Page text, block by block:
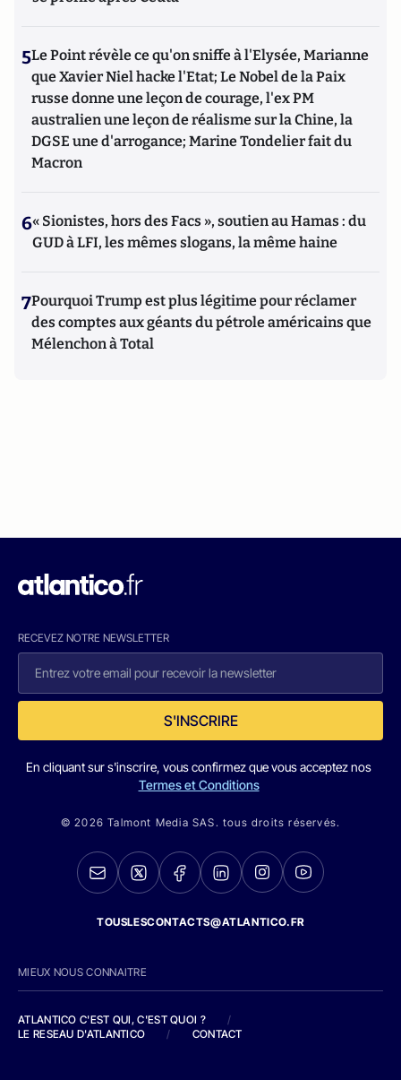
5Le Point révèle ce qu'on sniffe à l'Elysée, Marianne
que Xavier Niel hacke l'Etat; Le Nobel de la Paix
russe donne une leçon de courage, l'ex PM
australien une leçon de réalisme sur la Chine, la
DGSE une d'arrogance; Marine Tondelier fait du
Macron
6« Sionistes, hors des Facs », soutien au Hamas : du
GUD à LFI, les mêmes slogans, la même haine
7Pourquoi Trump est plus légitime pour réclamer
des comptes aux géants du pétrole américains que
Mélenchon à Total
RECEVEZ NOTRE NEWSLETTER
S'INSCRIRE
En cliquant sur s'inscrire, vous confirmez que vous acceptez nos
Termes et Conditions
© 2026 Talmont Media SAS. tous droits réservés.
TOUSLESCONTACTS@ATLANTICO.FR
MIEUX NOUS CONNAITRE
ATLANTICO C'EST QUI, C'EST QUOI ?
/
LE RESEAU D'ATLANTICO
/ CONTACT